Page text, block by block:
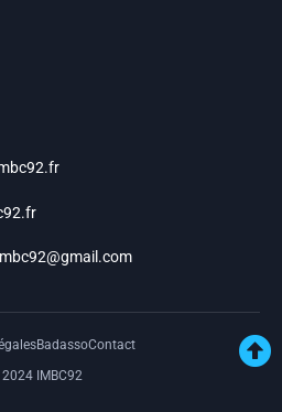
BadassoContact
IMBC92